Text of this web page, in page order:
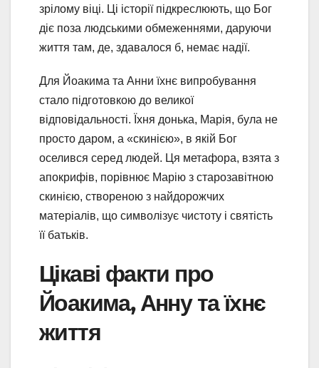
зрілому віці. Ці історії підкреслюють, що Бог
діє поза людськими обмеженнями, даруючи
життя там, де, здавалося б, немає надії.
Для Йоакима та Анни їхнє випробування
стало підготовкою до великої
відповідальності. Їхня донька, Марія, була не
просто даром, а «скинією», в якій Бог
оселився серед людей. Ця метафора, взята з
апокрифів, порівнює Марію з старозавітною
скинією, створеною з найдорожчих
матеріалів, що символізує чистоту і святість
її батьків.
Цікаві факти про
Йоакима, Анну та їхнє
життя